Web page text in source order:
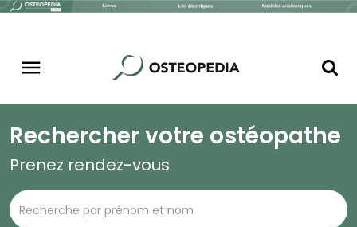
Rechercher votre ostéopathe
Prenez rendez-vous